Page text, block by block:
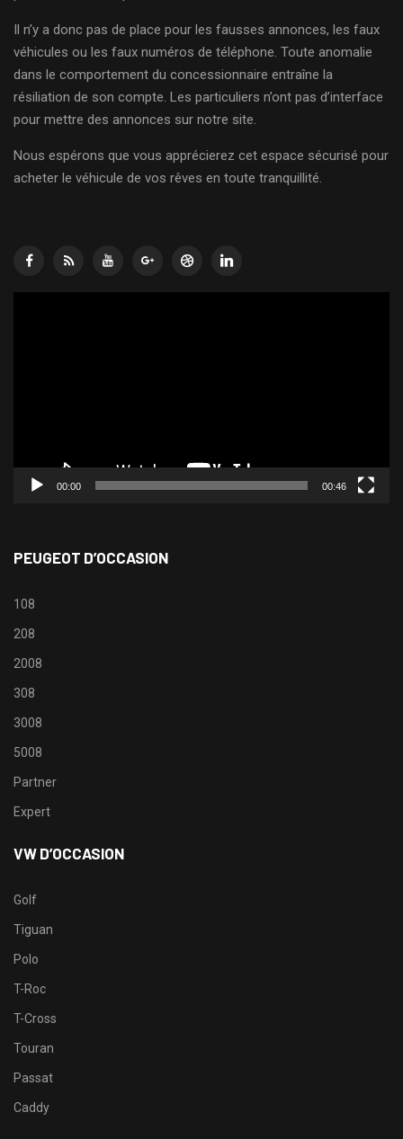
Il n’y a donc pas de place pour les fausses annonces, les faux
véhicules ou les faux numéros de téléphone. Toute anomalie
dans le comportement du concessionnaire entraîne la
résiliation de son compte. Les particuliers n’ont pas d’interface
pour mettre des annonces sur notre site.
Nous espérons que vous apprécierez cet espace sécurisé pour
acheter le véhicule de vos rêves en toute tranquillité.
00:00 00:46
PEUGEOT D’OCCASION
108
208
2008
308
3008
5008
Partner
Expert
VW D’OCCASION
Golf
Tiguan
Polo
T-Roc
T-Cross
Touran
Passat
Caddy